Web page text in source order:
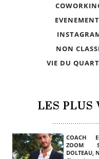
NON
VIE DU
LES PLUS
COACH
ZOOM
DOLTEAU,